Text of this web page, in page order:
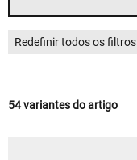
Redefinir todos os filtros
54 variantes do artigo